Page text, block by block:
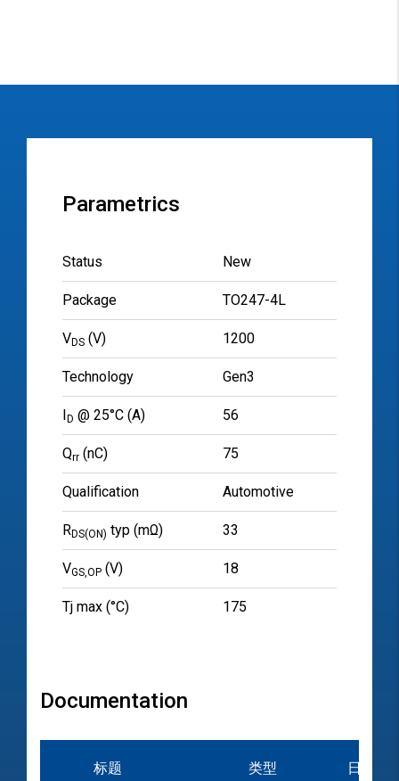
Parametrics
Status New
Package TO247-4L
VDS (V) 1200
Technology Gen3
I D @ 25°C (A) 56
Qrr (nC) 75
Qualification Automotive
RDS(ON) typ (mΩ) 33
VGS,OP (V) 18
Tj max (°C) 175
Documentation
标题 类型 日期